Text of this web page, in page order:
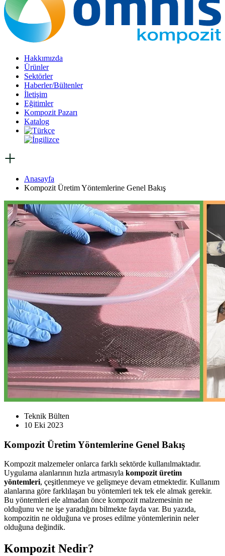
Hakkımızda
Ürünler
Sektörler
Haberler/Bültenler
İletişim
Eğitimler
Kompozit Pazarı
Katalog
Anasayfa
Kompozit Üretim Yöntemlerine Genel Bakış
Teknik Bülten
10 Eki 2023
Kompozit Üretim Yöntemlerine Genel Bakış
Kompozit malzemeler onlarca farklı sektörde kullanılmaktadır.
Uygulama alanlarının hızla artmasıyla kompozit üretim
yöntemleri, çeşitlenmeye ve gelişmeye devam etmektedir. Kullanım
alanlarına göre farklılaşan bu yöntemleri tek tek ele almak gerekir.
Bu yöntemleri ele almadan önce kompozit malzemesinin ne
olduğunu ve ne işe yaradığını bilmekte fayda var. Bu yazıda,
kompozitin ne olduğuna ve proses edilme yöntemlerinin neler
olduğuna değindik.
Kompozit Nedir?